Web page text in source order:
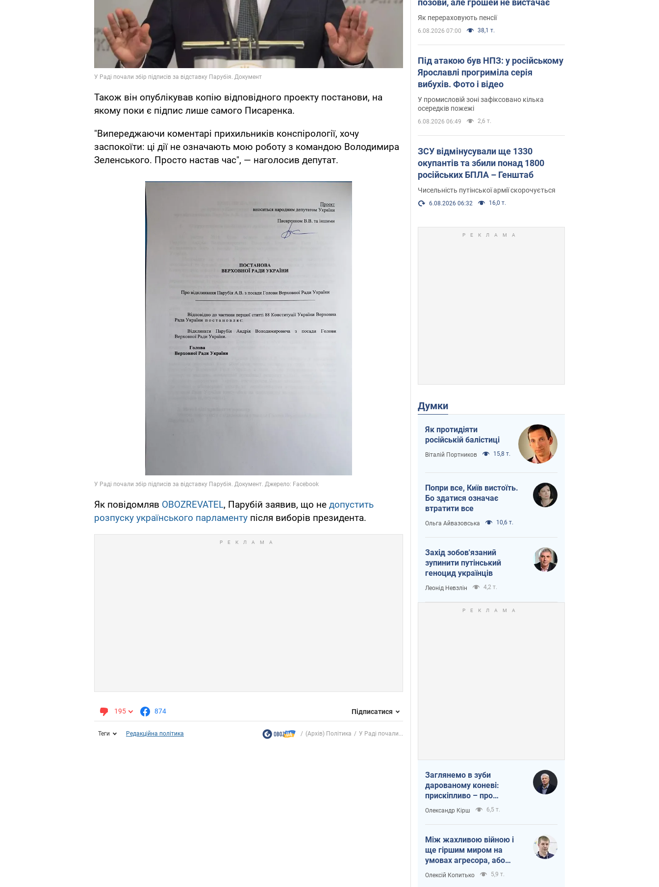
Також він опублікував копію відповідного проекту постанови, на
якому поки є підпис лише самого Писаренка.
"Випереджаючи коментарі прихильників конспірології, хочу
заспокоїти: ці дії не означають мою роботу з командою Володимира
Зеленського. Просто настав час", — наголосив депутат.
Як повідомляв OBOZREVATEL, Парубій заявив, що не допустить
розпуску українського парламенту після виборів президента.
195 874 Підписатися
Теги Редакційна політика (Архів) Політика У Раді почали...
позови, але грошей не вистачає
Як перераховують пенсії
6.08.2026 07:00 38,1 т.
Під атакою був НПЗ: у російському
Ярославлі прогриміла серія
вибухів. Фото і відео
У промисловій зоні зафіксовано кілька
осередків пожежі
6.08.2026 06:49 2,6 т.
ЗСУ відмінусували ще 1330
окупантів та збили понад 1800
російських БПЛА – Генштаб
Чисельність путінської армії скорочується
6.08.2026 06:32 16,0 т.
Думки
Як протидіяти
російській балістиці
Віталій Портников 15,8 т.
Попри все, Київ вистоїть.
Бо здатися означає
втратити все
Ольга Айвазовська 10,6 т.
Захід зобов'язаний
зупинити путінський
геноцид українців
Леонід Невзлін 4,2 т.
Заглянемо в зуби
дарованому коневі:
прискіпливо – про
допомогу Україні
Олександр Кірш 6,5 т.
Між жахливою війною і
ще гіршим миром на
умовах агресора, або
Безвихідність – теж
Олексій Копитько 5,9 т.